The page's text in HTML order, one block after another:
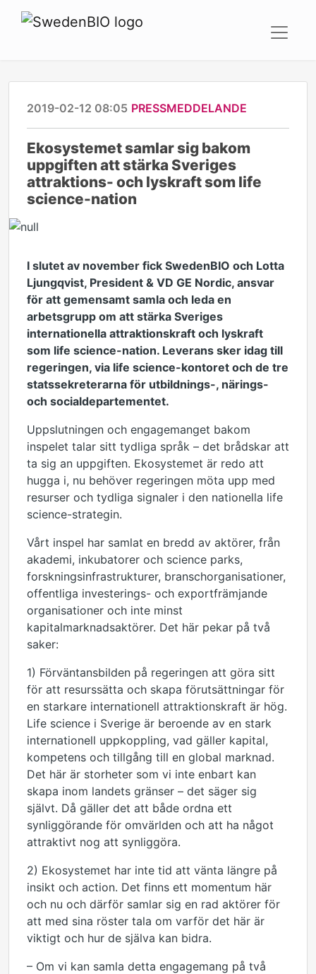
2019-02-12 08:05 PRESSMEDDELANDE
Ekosystemet samlar sig bakom
uppgiften att stärka Sveriges
attraktions- och lyskraft som life
science-nation
I slutet av november fick SwedenBIO och Lotta
Ljungqvist, President & VD GE Nordic, ansvar
för att gemensamt samla och leda en
arbetsgrupp om att stärka Sveriges
internationella attraktionskraft och lyskraft
som life science-nation. Leverans sker idag till
regeringen, via life science-kontoret och de tre
statssekreterarna för utbildnings-, närings-
och socialdepartementet.
Uppslutningen och engagemanget bakom
inspelet talar sitt tydliga språk – det brådskar att
ta sig an uppgiften. Ekosystemet är redo att
hugga i, nu behöver regeringen möta upp med
resurser och tydliga signaler i den nationella life
science-strategin.
Vårt inspel har samlat en bredd av aktörer, från
akademi, inkubatorer och science parks,
forskningsinfrastrukturer, branschorganisationer,
offentliga investerings- och exportfrämjande
organisationer och inte minst
kapitalmarknadsaktörer. Det här pekar på två
saker:
1) Förväntansbilden på regeringen att göra sitt
för att resurssätta och skapa förutsättningar för
en starkare internationell attraktionskraft är hög.
Life science i Sverige är beroende av en stark
internationell uppkoppling, vad gäller kapital,
kompetens och tillgång till en global marknad.
Det här är storheter som vi inte enbart kan
skapa inom landets gränser – det säger sig
självt. Då gäller det att både ordna ett
synliggörande för omvärlden och att ha något
attraktivt nog att synliggöra.
2) Ekosystemet har inte tid att vänta längre på
insikt och action. Det finns ett momentum här
och nu och därför samlar sig en rad aktörer för
att med sina röster tala om varför det här är
viktigt och hur de själva kan bidra.
– Om vi kan samla detta engagemang på två